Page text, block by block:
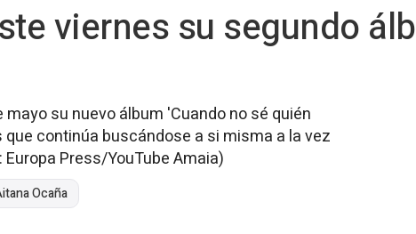
viernes su segundo
su nuevo álbum 'Cuando no sé quién
continúa buscándose a si misma a la vez
Press/YouTube Amaia)
Ocaña